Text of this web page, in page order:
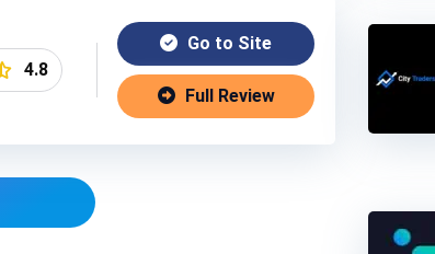
4.8
Go to Site
Full Review